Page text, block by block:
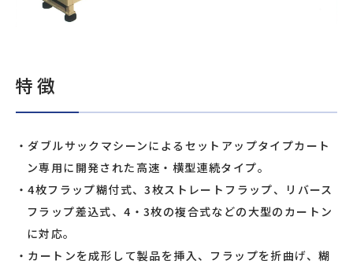
特徴
ダブルサックマシーンによるセットアップタイプカート
ン専用に開発された高速・横型連続タイプ。
4枚フラップ糊付式、3枚ストレートフラップ、リバース
フラップ差込式、4・3枚の複合式などの大型のカートン
に対応。
カートンを成形して製品を挿入、フラップを折曲げ、糊